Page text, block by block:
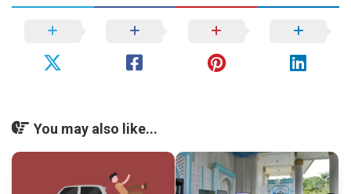
You may also like...